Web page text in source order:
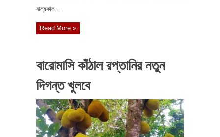
বাল্যকাল ...
Read More »
বারোমাসি কাঁঠাল রপ্তানির নতুন
দিগন্ত খুলবে